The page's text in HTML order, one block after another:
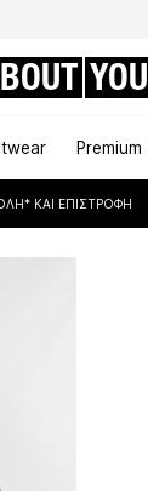
YOU
Premium
ΚΑΙ ΕΠΙΣΤΡΟΦΉ